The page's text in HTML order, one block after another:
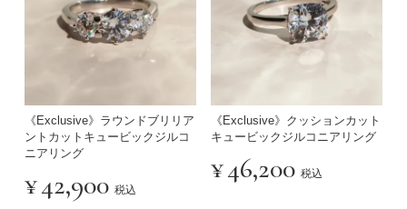
《Exclusive》ラウンドブリリア
ントカットキュービックジルコ
ニアリング
¥42,900 税込
《Exclusive》クッションカット
キュービックジルコニアリング
¥46,200 税込